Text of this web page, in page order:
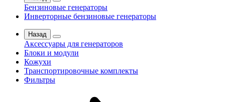
Бензиновые генераторы
Инверторные бензиновые генераторы
Назад
Аксессуары для генераторов
Блоки и модули
Кожухи
Транспортировочные комплекты
Фильтры